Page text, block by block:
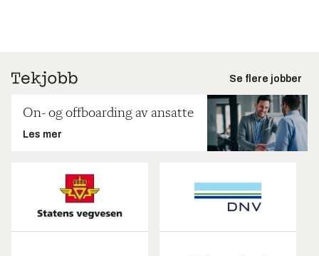
Se flere jobber
On- og offboarding av ansatte
Les mer